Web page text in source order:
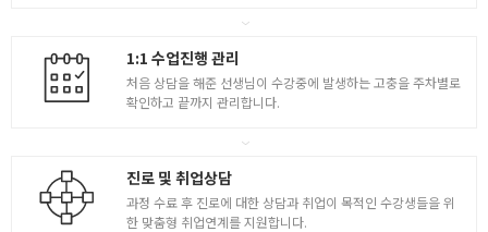
1:1 수업진행 관리
처음 상담을 해준 선생님이 수강중에 발생하는 고충을 주차별로
확인하고 끝까지 관리합니다.
진로 및 취업상담
과정 수료 후 진로에 대한 상담과 취업이 목적인 수강생들을 위
한 맞춤형 취업연계를 지원합니다.